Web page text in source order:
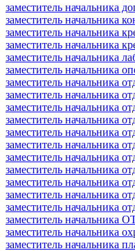
заместитель начальника
заместитель начальника
заместитель начальника
заместитель начальника
заместитель начальника
заместитель начальника
заместитель начальника
заместитель начальника
заместитель начальника
заместитель начальника
заместитель начальника
заместитель начальника
заместитель начальника
заместитель начальника
заместитель начальника
заместитель начальника
заместитель начальника
заместитель начальника
заместитель начальника
заместитель начальника